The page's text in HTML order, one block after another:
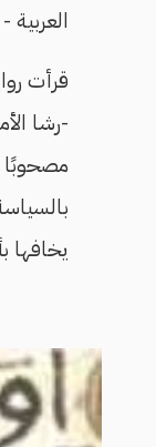
قرأت
-رشا
مصحوبًا
يخافها